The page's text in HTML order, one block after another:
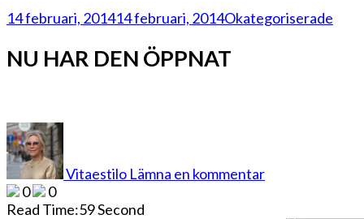
14 februari, 201414 februari, 2014Okategoriserade
NU HAR DEN ÖPPNAT
Vitaestilo Lämna en kommentar
DEN
0
0
Read Time:59 Second